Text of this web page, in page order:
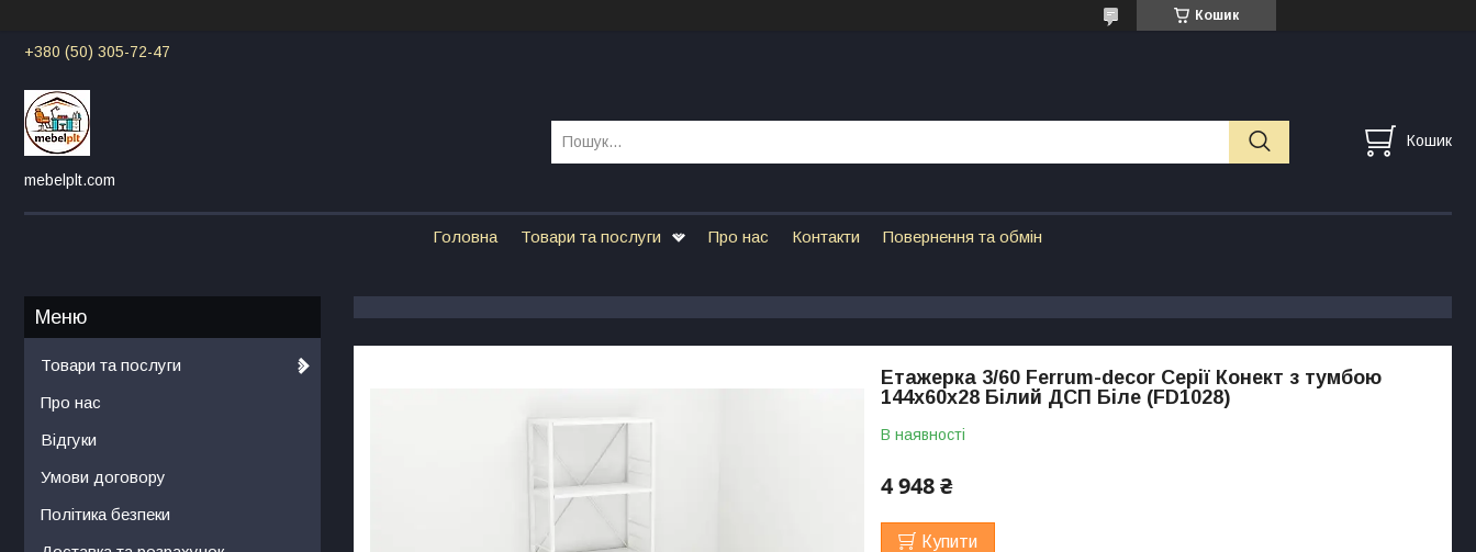
Кошик
+380 (50) 305-72-47
mebelplt.com
Кошик
Головна Товари та послуги Про нас Контакти Повернення та обмін
Етажерка 3/60 Ferrum-decor Серії Конект з тумбою
144x60x28 Білий ДСП Біле (FD1028)
В наявності
4 948 ₴
Купити
Товари та послуги
Про нас
Відгуки
Умови договору
Політика безпеки